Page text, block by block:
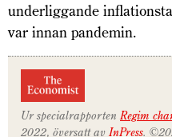
underliggande
var innan pandemin.
Ur specialrapporten Regim
2022, översatt av InPress.